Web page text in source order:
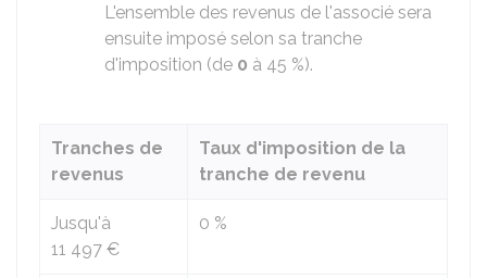
L'ensemble des revenus de l'associé sera
ensuite imposé selon sa tranche
d'imposition (de 0 à 45 %).
Tranches de
revenus
Taux d'imposition de la
tranche de revenu
Jusqu'à
11 497 €
0 %